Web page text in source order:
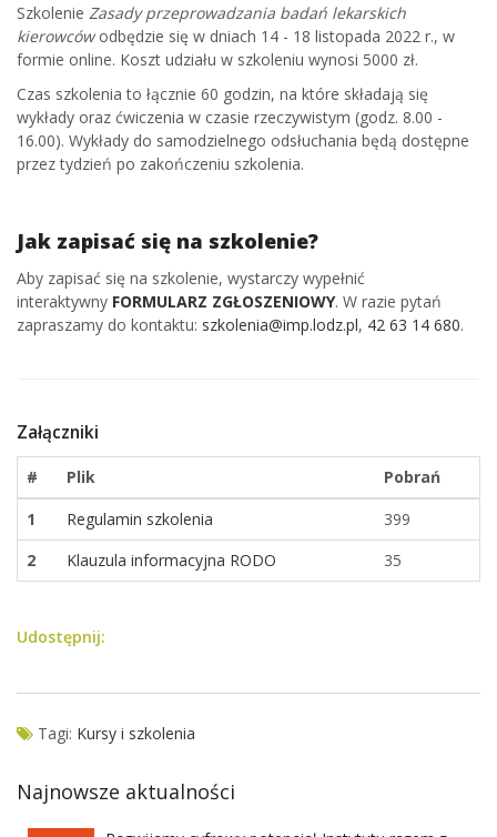
Szkolenie Zasady przeprowadzania badań lekarskich
kierowcówodbędzie się w dniach 14 - 18 listopada 2022 r., w
formie online. Koszt udziału w szkoleniu wynosi 5000 zł.
Czas szkolenia to łącznie 60 godzin, na które składają się
wykłady oraz ćwiczenia w czasie rzeczywistym (godz. 8.00 -
16.00). Wykłady do samodzielnego odsłuchania będą dostępne
przez tydzień po zakończeniu szkolenia.
Jak zapisać się na szkolenie?
Aby zapisać się na szkolenie, wystarczy wypełnić
interaktywny FORMULARZ ZGŁOSZENIOWY. W razie pytań
zapraszamy do kontaktu: szkolenia@imp.lodz.pl, 42 63 14 680.
Załączniki
# Plik
Pobrań
1
Regulamin szkolenia
399
2
Klauzula informacyjna RODO 35
Udostępnij:
Tagi: Kursy i szkolenia
Najnowsze aktualności